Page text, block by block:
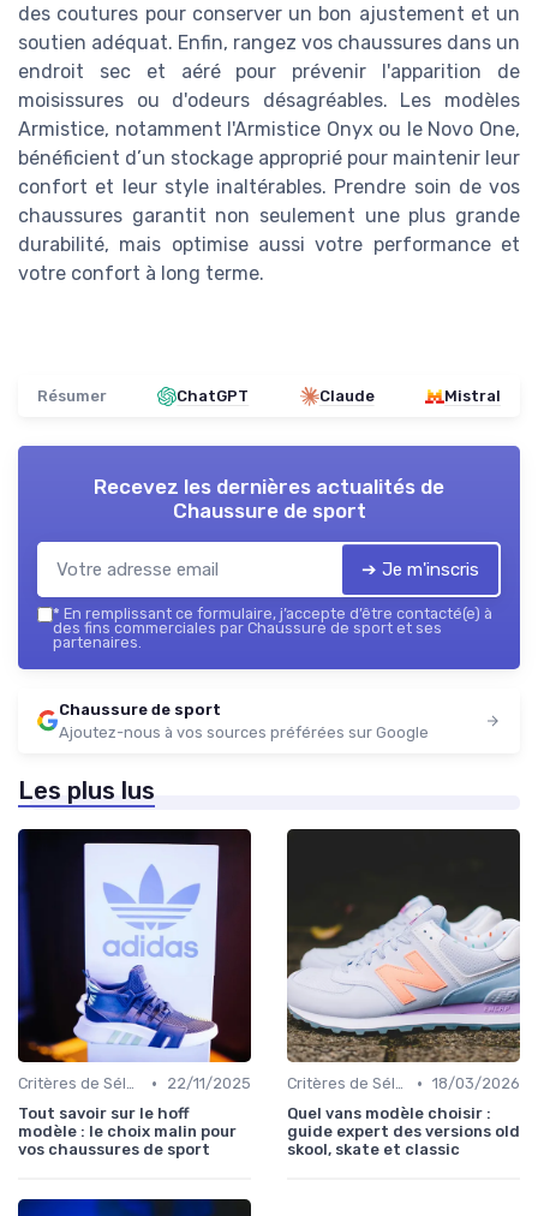
des coutures pour conserver un bon ajustement et un
soutien adéquat. Enfin, rangez vos chaussures dans un
endroit sec et aéré pour prévenir l'apparition de
moisissures ou d'odeurs désagréables. Les modèles
Armistice, notamment l'Armistice Onyx ou le Novo One,
bénéficient d’un stockage approprié pour maintenir leur
confort et leur style inaltérables. Prendre soin de vos
chaussures garantit non seulement une plus grande
durabilité, mais optimise aussi votre performance et
votre confort à long terme.
Résumer ChatGPT Claude Mistral
Recevez les dernières actualités de
Chaussure de sport
➔ Je m'inscris
* En remplissant ce formulaire, j’accepte d’être contacté(e) à
des fins commerciales par Chaussure de sport et ses
partenaires.
Chaussure de sport
Ajoutez-nous à vos sources préférées sur Google
Les plus lus
Critères de Sélection •
22/11/2025
Tout savoir sur le hoff
modèle : le choix malin pour
vos chaussures de sport
Critères de Sélection • 18/03/2026
Quel vans modèle choisir :
guide expert des versions old
skool, skate et classic